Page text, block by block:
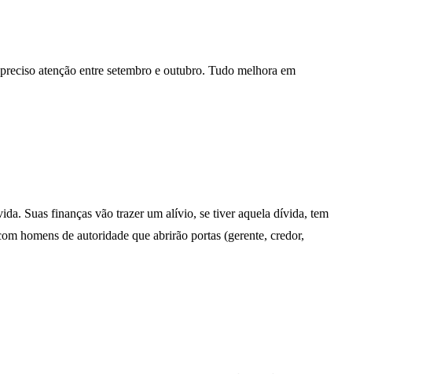
atenção entre setembro e outubro. Tudo melhora em
Suas finanças vão trazer um alívio, se tiver aquela dívida, tem
homens de autoridade que abrirão portas (gerente, credor,